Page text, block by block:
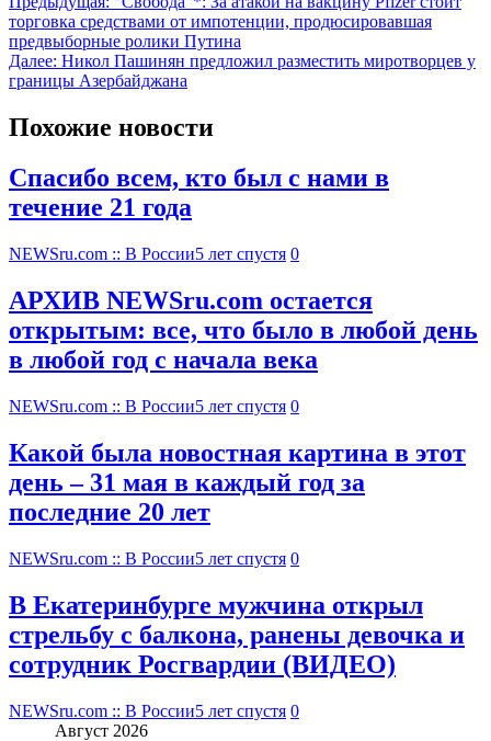
торговка средствами от импотенции, продюсировавшая
предвыборные ролики Путина
Далее: Никол Пашинян предложил разместить миротворцев у
границы Азербайджана
Похожие новости
Спасибо всем, кто был с нами в
течение 21 года
NEWSru.com :: В России5 лет спустя 0
АРХИВ NEWSru.com остается
открытым: все, что было в любой день
в любой год с начала века
NEWSru.com :: В России5 лет спустя 0
Какой была новостная картина в этот
день – 31 мая в каждый год за
последние 20 лет
NEWSru.com :: В России5 лет спустя 0
В Екатеринбурге мужчина открыл
стрельбу с балкона, ранены девочка и
сотрудник Росгвардии (ВИДЕО)
NEWSru.com :: В России5 лет спустя 0
Август 2026